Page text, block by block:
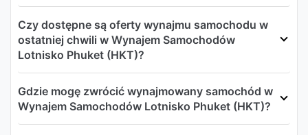
Czy dostępne są oferty wynajmu samochodu w
ostatniej chwili w Wynajem Samochodów
Lotnisko Phuket (HKT)?
Gdzie mogę zwrócić wynajmowany samochód w
Wynajem Samochodów Lotnisko Phuket (HKT)?